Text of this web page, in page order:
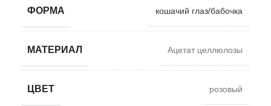
ФОРМА кошачий глаз/бабочка
МАТЕРИАЛ Ацетат целлюлозы
ЦВЕТ розовый